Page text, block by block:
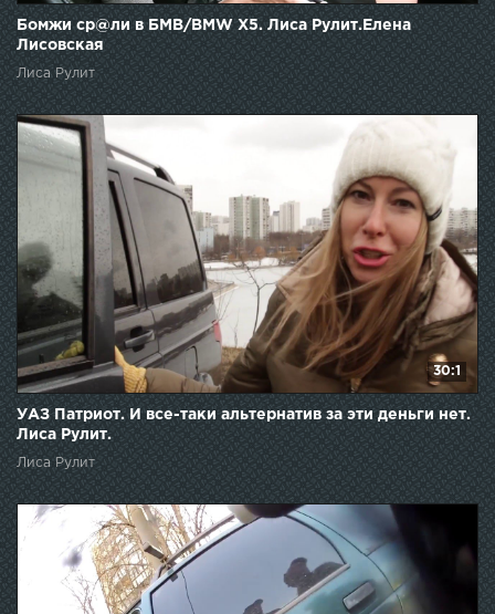
Бомжи ср@ли в БМВ/BMW Х5. Лиса Рулит.Елена
Лисовская
Лиса Рулит
30:1
УАЗ Патриот. И все-таки альтернатив за эти деньги нет.
Лиса Рулит.
Лиса Рулит